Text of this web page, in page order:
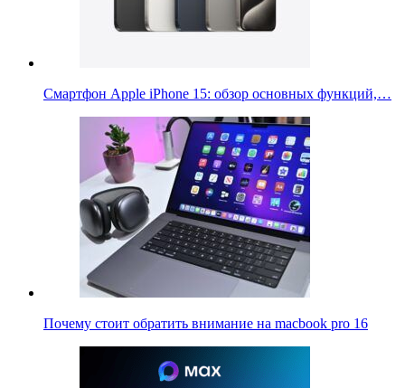
Смартфон Apple iPhone 15: обзор основных функций,…
Почему стоит обратить внимание на macbook pro 16